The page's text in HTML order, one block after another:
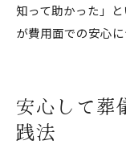
知って助かった」
が費用面での安心に
安心して葬
践法